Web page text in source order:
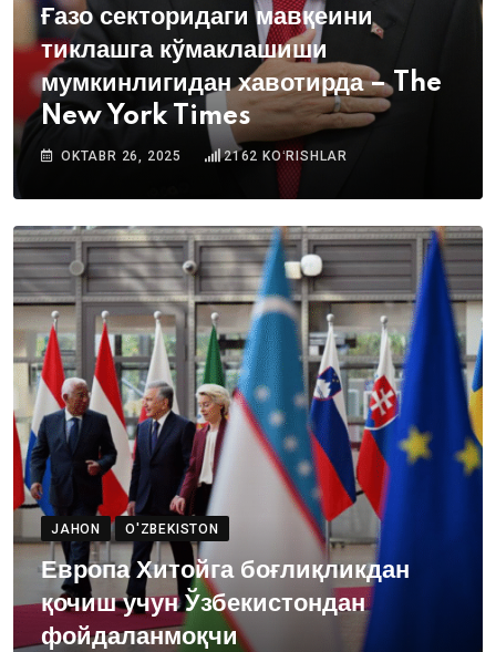
Ғазо секторидаги мавқеини
тиклашга кўмаклашиши
мумкинлигидан хавотирда – The
New York Times
OKTABR 26, 2025 2162 KOʻRISHLAR
JAHON O'ZBEKISTON
Европа Хитойга боғлиқликдан
қочиш учун Ўзбекистондан
фойдаланмоқчи